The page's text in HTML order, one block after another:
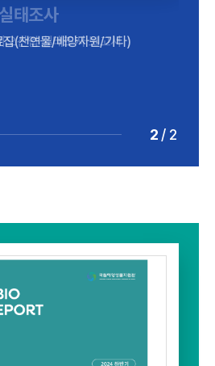
태조사
산업 실태조사 보고서
집(천연물/배양자원/기타)
2 / 2